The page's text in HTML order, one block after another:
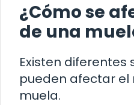
¿Cómo se
de una
Existen diferentes
pueden afectar el
muela.